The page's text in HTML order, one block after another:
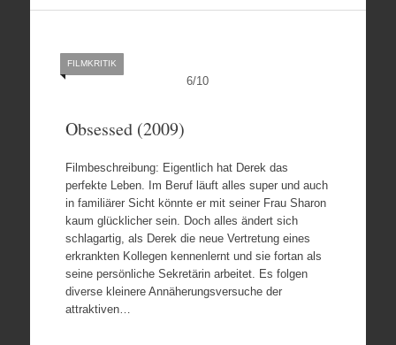
6/10
FILMKRITIK
Obsessed (2009)
Filmbeschreibung: Eigentlich hat Derek das
perfekte Leben. Im Beruf läuft alles super und auch
in familiärer Sicht könnte er mit seiner Frau Sharon
kaum glücklicher sein. Doch alles ändert sich
schlagartig, als Derek die neue Vertretung eines
erkrankten Kollegen kennenlernt und sie fortan als
seine persönliche Sekretärin arbeitet. Es folgen
diverse kleinere Annäherungsversuche der
attraktiven…